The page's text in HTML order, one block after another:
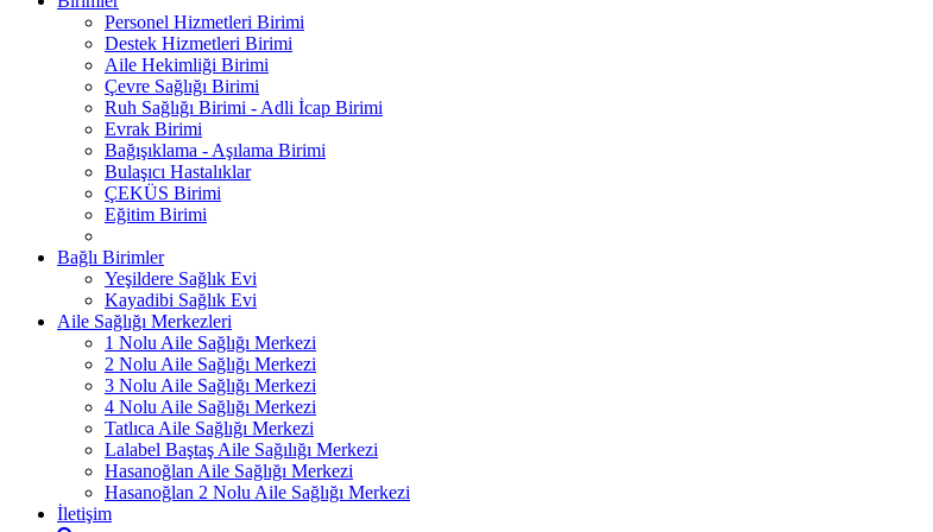
Personel Hizmetleri Birimi
Destek Hizmetleri Birimi
Aile Hekimliği Birimi
Çevre Sağlığı Birimi
Ruh Sağlığı Birimi - Adli İcap Birimi
Evrak Birimi
Bağışıklama - Aşılama Birimi
Bulaşıcı Hastalıklar
ÇEKÜS Birimi
Eğitim Birimi
Bağlı Birimler
Yeşildere Sağlık Evi
Kayadibi Sağlık Evi
Aile Sağlığı Merkezleri
1 Nolu Aile Sağlığı Merkezi
2 Nolu Aile Sağlığı Merkezi
3 Nolu Aile Sağlığı Merkezi
4 Nolu Aile Sağlığı Merkezi
Tatlıca Aile Sağlığı Merkezi
Lalabel Baştaş Aile Sağılığı Merkezi
Hasanoğlan Aile Sağlığı Merkezi
Hasanoğlan 2 Nolu Aile Sağlığı Merkezi
İletişim